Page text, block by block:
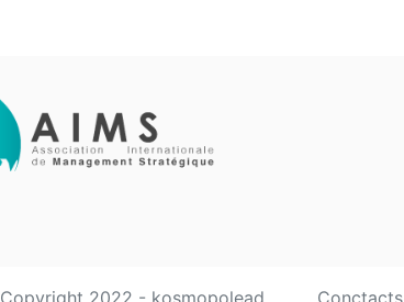
Copyright 2022 - kosmopolead Conctacts